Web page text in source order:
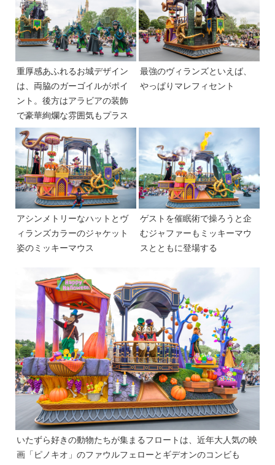
重厚感あふれるお城デザイン
は、両脇のガーゴイルがポイ
ント。後方はアラビアの装飾
で豪華絢爛な雰囲気もプラス
最強のヴィランズといえば、
やっぱりマレフィセント
アシンメトリーなハットとヴ
ィランズカラーのジャケット
姿のミッキーマウス
ゲストを催眠術で操ろうと企
むジャファーもミッキーマウ
スとともに登場する
いたずら好きの動物たちが集まるフロートは、近年大人気の映
画「ピノキオ」のファウルフェローとギデオンのコンビも